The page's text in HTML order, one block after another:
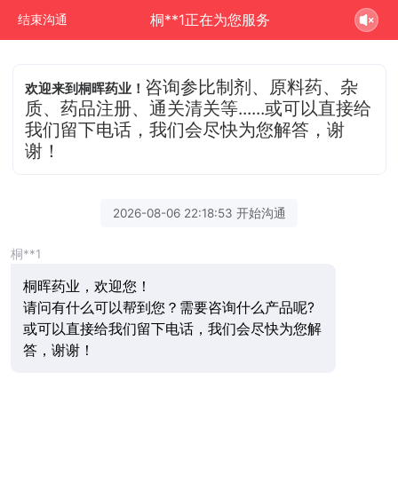
结束沟通 桐**1正在为您服务
欢迎来到桐晖药业！ 咨询参比制剂、原料药、杂
质、药品注册、通关清关等......或可以直接给
我们留下电话，我们会尽快为您解答，谢
谢！
2026-08-06 22:18:53 开始沟通
桐**1
桐晖药业，欢迎您！
请问有什么可以帮到您？需要咨询什么产品呢?
或可以直接给我们留下电话，我们会尽快为您解
答，谢谢！